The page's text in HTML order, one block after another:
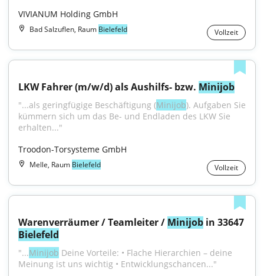
VIVIANUM Holding GmbH
Bad Salzuflen, Raum Bielefeld Vollzeit
LKW Fahrer (m/w/d) als Aushilfs- bzw. Minijob
"...als geringfügige Beschäftigung (Minijob). Aufgaben Sie
kümmern sich um das Be- und Endladen des LKW Sie
erhalten..."
Troodon-Torsysteme GmbH
Melle, Raum Bielefeld Vollzeit
Warenverräumer / Teamleiter / Minijob
Bielefeld
"...Minijob Deine Vorteile: • Flache Hierarchien – deine
Meinung ist uns wichtig • Entwicklungschancen..."